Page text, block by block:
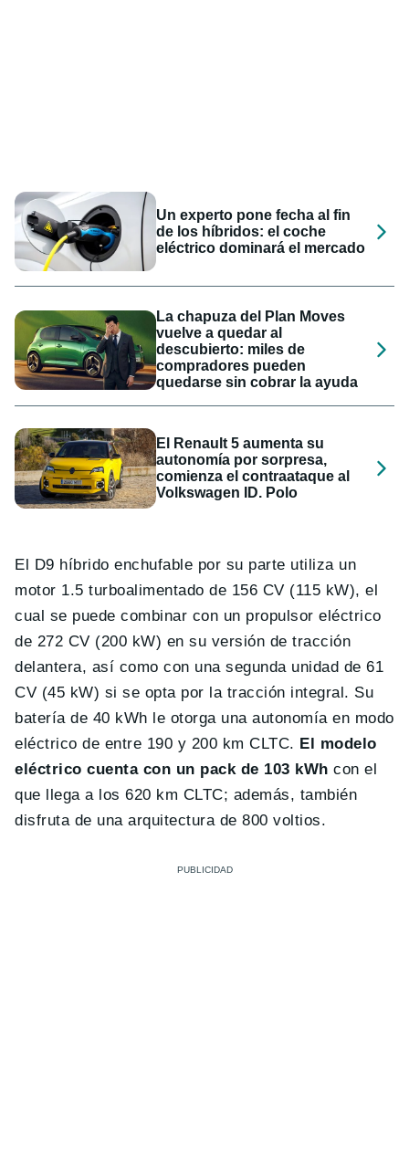
Un experto pone fecha al fin
de los híbridos: el coche
eléctrico dominará el mercado
La chapuza del Plan Moves
vuelve a quedar al
descubierto: miles de
compradores pueden
quedarse sin cobrar la ayuda
El Renault 5 aumenta su
autonomía por sorpresa,
comienza el contraataque al
Volkswagen ID. Polo
El D9 híbrido enchufable por su parte utiliza un
motor 1.5 turboalimentado de 156 CV (115 kW), el
cual se puede combinar con un propulsor eléctrico
de 272 CV (200 kW) en su versión de tracción
delantera, así como con una segunda unidad de 61
CV (45 kW) si se opta por la tracción integral. Su
batería de 40 kWh le otorga una autonomía en modo
eléctrico de entre 190 y 200 km CLTC. El modelo
eléctrico cuenta con un pack de 103 kWh con el
que llega a los 620 km CLTC; además, también
disfruta de una arquitectura de 800 voltios.